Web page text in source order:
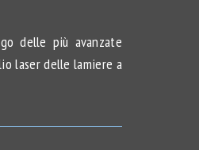
delle più avanzate
laser delle lamiere a